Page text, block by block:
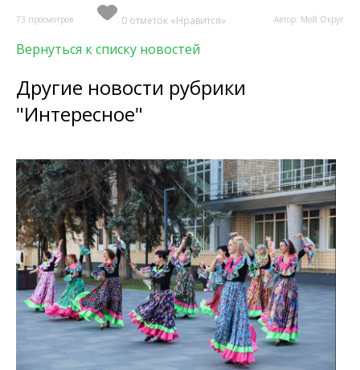
73 просмотров 0 отметок «Нравится» Автор: Мой Округ
Вернуться к списку новостей
Другие новости рубрики
"Интересное"